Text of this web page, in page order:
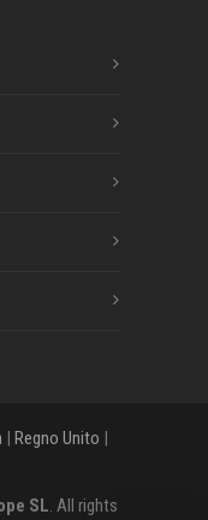
| Regno Unito |
SL. All rights